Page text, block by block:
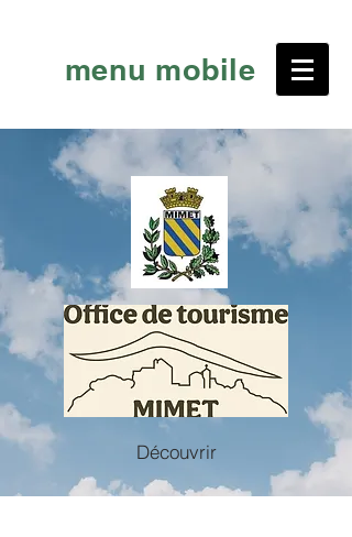
menu mobile
Découvrir